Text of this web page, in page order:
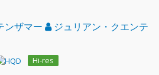
ンザマー
ジュリアン・クエンテ
Hi-res